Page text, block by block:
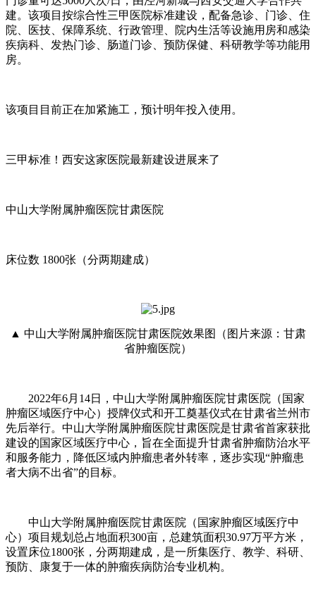
建。该项目按综合性三甲医院标准建设，配备急诊、门诊、住
院、医技、保障系统、行政管理、院内生活等设施用房和感染
疾病科、发热门诊、肠道门诊、预防保健、科研教学等功能用
房。
该项目目前正在加紧施工，预计明年投入使用。
三甲标准！西安这家医院最新建设进展来了
中山大学附属肿瘤医院甘肃医院
床位数 1800张（分两期建成）
▲ 中山大学附属肿瘤医院甘肃医院效果图（图片来源：甘肃
省肿瘤医院）
2022年6月14日，中山大学附属肿瘤医院甘肃医院（国家
肿瘤区域医疗中心）授牌仪式和开工奠基仪式在甘肃省兰州市
先后举行。中山大学附属肿瘤医院甘肃医院是甘肃省首家获批
建设的国家区域医疗中心，旨在全面提升甘肃省肿瘤防治水平
和服务能力，降低区域内肿瘤患者外转率，逐步实现“肿瘤患
者大病不出省”的目标。
中山大学附属肿瘤医院甘肃医院（国家肿瘤区域医疗中
心）项目规划总占地面积300亩，总建筑面积30.97万平方米，
设置床位1800张，分两期建成，是一所集医疗、教学、科研、
预防、康复于一体的肿瘤疾病防治专业机构。